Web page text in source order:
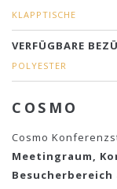
KLAPPTISCHE
VERFÜGBARE
POLYESTER
COSMO
Cosmo
Meetingraum,